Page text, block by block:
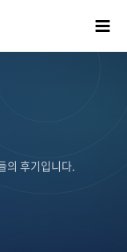
의 후기입니다.